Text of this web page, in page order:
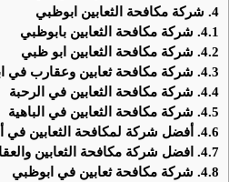
4. شركة مكافحة الثعابين ابوظبي
4.1. شركة مكافحة الثعابين بابوظبي
4.2. شركة مكافحة الثعابين ابو ظبي
4.3. شركة مكافحة ثعابين وعقارب في
4.4. شركة مكافحة الثعابين في الرحبة
4.5. شركة مكافحة الثعابين في الباهية
4.6. أفضل شركة لمكافحة الثعابين في
4.7.
افضل شركة مكافحة الثعابين
4.8. شركة مكافحة ثعابين في ابوظبي